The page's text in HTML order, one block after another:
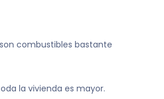
combustibles bastante
la vivienda es mayor.